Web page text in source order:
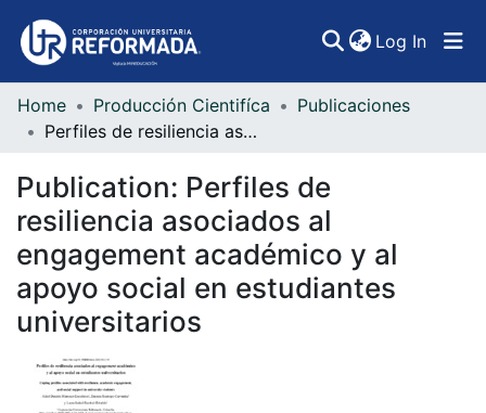
Log In
Communities & Collections
Statistics
Home Producción Cientifíca
Publicaciones
Perfiles de resiliencia asociados al engagement académico y al apoyo social en estudiantes universitarios
Publication: Perfiles de
resiliencia asociados al
engagement académico y al
apoyo social en estudiantes
universitarios